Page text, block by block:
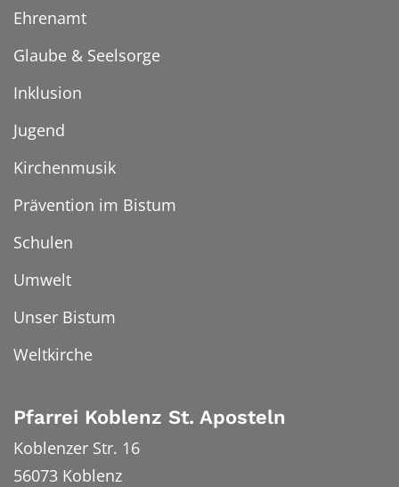
Ehrenamt
Glaube & Seelsorge
Inklusion
Jugend
Kirchenmusik
Prävention im Bistum
Schulen
Umwelt
Unser Bistum
Weltkirche
Pfarrei Koblenz St. Aposteln
Koblenzer Str. 16
56073 Koblenz